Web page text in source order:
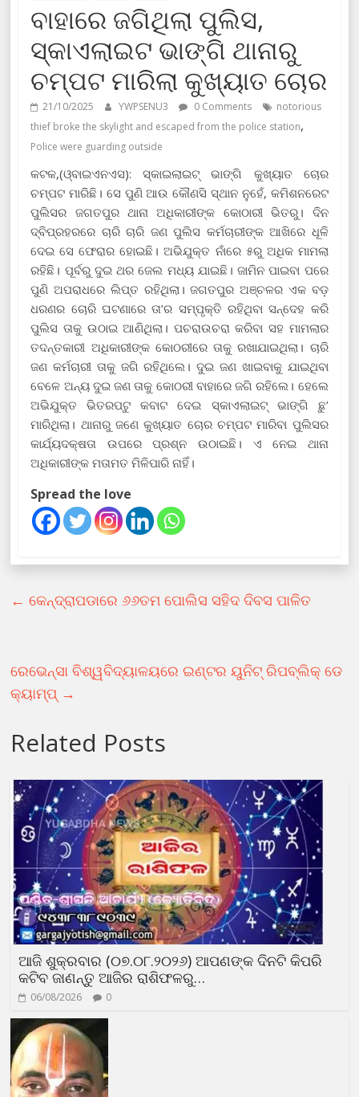
ବାହାରେ ଜଗିଥିଲା ପୁଲିସ,
ସ୍କାଏଲାଇଟ ଭାଙ୍ଗି ଥାନାରୁ
ଚମ୍ପଟ ମାରିଲା କୁଖ୍ୟାତ ଚୋର
21/10/2025 YWPSENU3 0 Comments
notorious
thief broke the skylight and escaped from the police station,
Police were guarding outside
କଟକ,(ଓ୍ବାଇଏନଏସ): ସ୍କାଇଲାଇଟ୍‌ ଭାଙ୍ଗି କୁଖ୍ୟାତ ଚୋର
ଚମ୍ପଟ ମାରିଛି। ସେ ପୁଣି ଆଉ କୌଣସି ସ୍ଥାନ ନୁହେଁ, କମିଶନରେଟ
ପୁଲିସର ଜଗତପୁର ଥାନା ଅଧିକାରୀଙ୍କ କୋଠାରୀ ଭିତରୁ। ଦିନ
ଦ୍ବିପ୍ରହରରେ ଚାରି ଚାରି ଜଣ ପୁଲିସ କର୍ମଚାରୀଙ୍କ ଆଖିରେ ଧୂଳି
ଦେଇ ସେ ଫେରାର ହୋଇଛି। ଅଭିଯୁକ୍ତ ନାଁରେ ୫ରୁ ଅଧିକ ମାମଲା
ରହିଛି। ପୂର୍ବରୁ ଦୁଇ ଥର ଜେଲ ମଧ୍ୟ ଯାଇଛି। ଜାମିନ ପାଇବା ପରେ
ପୁଣି ଅପରାଧରେ ଲିପ୍ତ ରହିଥିଲା। ଜଗତପୁର ଅଞ୍ଚଳର ଏକ ବଡ଼
ଧରଣର ଚୋରି ଘଟଣାରେ ତା’ର ସମ୍ପୃକ୍ତି ରହିଥିବା ସନ୍ଦେହ କରି
ପୁଲିସ ତାକୁ ଉଠାଇ ଆଣିଥିଲା। ପଚରାଉଚରା କରିବା ସହ ମାମଲାର
ତଦନ୍ତକାରୀ ଅଧିକାରୀଙ୍କ କୋଠରୀରେ ତାକୁ ରଖାଯାଇଥିଲା। ଚାରି
ଜଣ କର୍ମଚାରୀ ତାକୁ ଜଗି ରହିଥିଲେ। ଦୁଇ ଜଣ ଖାଇବାକୁ ଯାଇଥିବା
ବେଳେ ଅନ୍ୟ ଦୁଇ ଜଣ ତାକୁ କୋଠରୀ ବାହାରେ ଜଗି ରହିଲେ। ହେଲେ
ଅଭିଯୁକ୍ତ ଭିତରପଟୁ କବାଟ ଦେଇ ସ୍କାଏଲାଇଟ୍‌ ଭାଙ୍ଗି ଛୁ’
ମାରିଥିଲା। ଥାନାରୁ ଜଣେ କୁଖ୍ୟାତ ଚୋର ଚମ୍ପଟ ମାରିବା ପୁଲିସର
କାର୍ଯ୍ୟଦକ୍ଷତା ଉପରେ ପ୍ରଶ୍ନ ଉଠାଇଛି। ଏ ନେଇ ଥାନା
ଅଧିକାରୀଙ୍କ ମତାମତ ମିଳିପାରି ନାହିଁ।
Spread the love
← କେନ୍ଦ୍ରାପଡାରେ ୬୬ତମ ପୋଲିସ ସହିଦ ଦିବସ ପାଳିତ
ରେଭେନ୍ସା ବିଶ୍ୱବିଦ୍ୟାଳୟରେ ଇଣ୍ଟର ୟୁନିଟ୍ ରିପବ୍ଲିକ୍ ଡେ
କ୍ୟାମ୍ପ୍ →
Related Posts
ଆଜି ଶୁକ୍ରବାର (୦୭.୦୮.୨୦୨୬) ଆପଣଙ୍କ ଦିନଟି କିପରି
କଟିବ ଜାଣନ୍ତୁ ଆଜିର ରାଶିଫଳରୁ…
06/08/2026 0